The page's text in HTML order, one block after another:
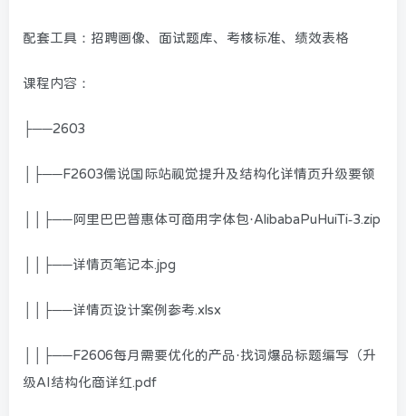
配套工具：招聘画像、面试题库、考核标准、绩效表格
课程内容：
├──2603
│├──F2603儒说国际站视觉提升及结构化详情页升级要领
││├──阿里巴巴普惠体可商用字体包·AlibabaPuHuiTi-3.zip
││├──详情页笔记本.jpg
││├──详情页设计案例参考.xlsx
││├──F2606每月需要优化的产品·找词爆品标题编写（升
级AI结构化商详红.pdf